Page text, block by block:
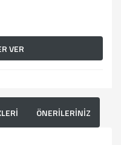
VER
ÖNERİLERİNİZ